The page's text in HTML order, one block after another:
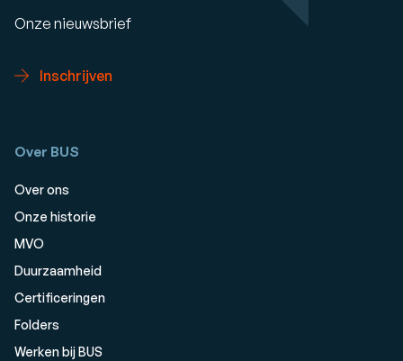
Onze nieuwsbrief
Inschrijven
Over BUS
Over ons
Onze historie
MVO
Duurzaamheid
Certificeringen
Folders
Werken bij BUS